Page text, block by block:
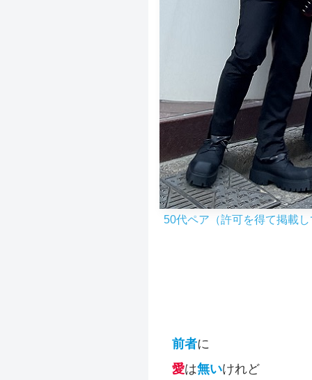
50代ペア（許可を得て掲載
前者に
愛は無いけれど